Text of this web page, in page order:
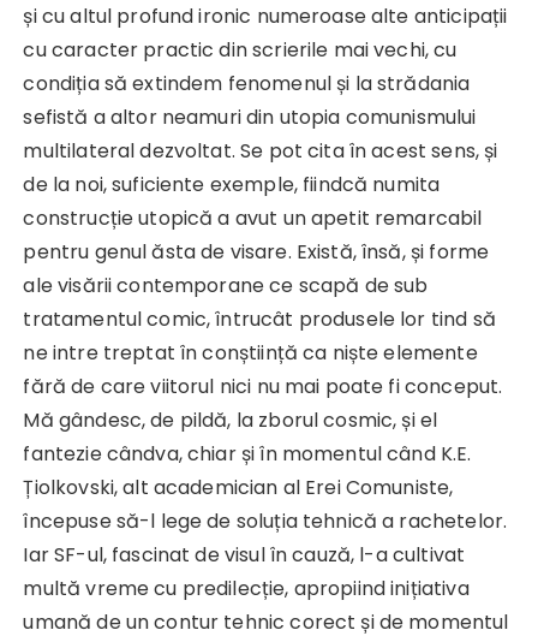
și cu altul profund ironic numeroase alte anticipații
cu caracter practic din scrierile mai vechi, cu
condiția să extindem fenomenul și la strădania
sefistă a altor neamuri din utopia comunismului
multilateral dezvoltat. Se pot cita în acest sens, și
de la noi, suficiente exemple, fiindcă numita
construcție utopică a avut un apetit remarcabil
pentru genul ăsta de visare. Există, însă, și forme
ale visării contemporane ce scapă de sub
tratamentul comic, întrucât produsele lor tind să
ne intre treptat în conștiință ca niște elemente
fără de care viitorul nici nu mai poate fi conceput.
Mă gândesc, de pildă, la zborul cosmic, și el
fantezie cândva, chiar și în momentul când K.E.
Țiolkovski, alt academician al Erei Comuniste,
începuse să-l lege de soluția tehnică a rachetelor.
Iar SF-ul, fascinat de visul în cauză, l-a cultivat
multă vreme cu predilecție, apropiind inițiativa
umană de un contur tehnic corect și de momentul